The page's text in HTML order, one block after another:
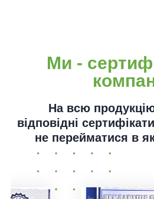
Ми -
На всю
відповідні
не перейматися в